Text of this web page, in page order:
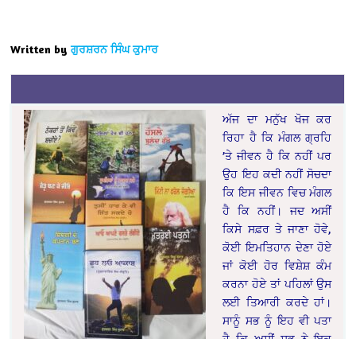
Written by ਗੁਰਸ਼ਰਨ ਸਿੰਘ ਕੁਮਾਰ
ਅੱਜ ਦਾ ਮਨੁੱਖ ਖੋਜ ਕਰ
ਰਿਹਾ ਹੈ ਕਿ ਮੰਗਲ ਗ੍ਰਹਿ
’ਤੇ ਜੀਵਨ ਹੈ ਕਿ ਨਹੀਂ ਪਰ
ਉਹ ਇਹ ਕਦੀ ਨਹੀਂ ਸੋਚਦਾ
ਕਿ ਇਸ ਜੀਵਨ ਵਿਚ ਮੰਗਲ
ਹੈ ਕਿ ਨਹੀਂ। ਜਦ ਅਸੀਂ
ਕਿਸੇ ਸਫ਼ਰ ਤੇ ਜਾਣਾ ਹੋਵੇ,
ਕੋਈ ਇਮਤਿਹਾਨ ਦੇਣਾ ਹੋਏ
ਜਾਂ ਕੋਈ ਹੋਰ ਵਿਸ਼ੇਸ਼ ਕੰਮ
ਕਰਨਾ ਹੋਏ ਤਾਂ ਪਹਿਲਾਂ ਉਸ
ਲਈ ਤਿਆਰੀ ਕਰਦੇ ਹਾਂ।
ਸਾਨੂੰ ਸਭ ਨੂੰ ਇਹ ਵੀ ਪਤਾ